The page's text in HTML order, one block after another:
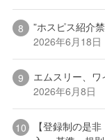
”ホスピス紹介
2026年6月18日
エムスリー、
2026年6月8日
【登録制の是